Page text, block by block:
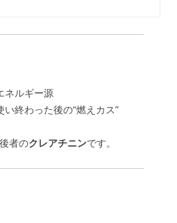
ネルギー源
い終わった後の“燃えカス”
者のクレアチニンです。